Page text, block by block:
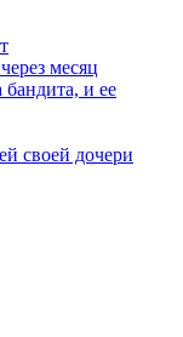
месяц
и ее
своей дочери